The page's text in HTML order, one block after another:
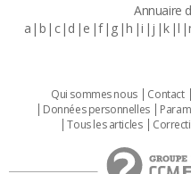
Annuaire
a b c d e f g h i j k l
Qui sommes nous Contact
Données personnelles
Tous les articles